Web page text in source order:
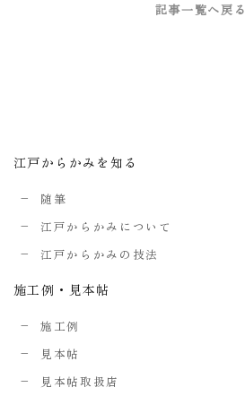
記事一覧へ戻る
江戸からかみを知る
随筆
江戸からかみについて
江戸からかみの技法
施工例・見本帖
施工例
見本帖
見本帖取扱店